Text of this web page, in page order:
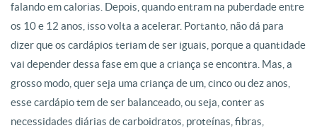
falando em calorias. Depois, quando entram na puberdade entre
os 10 e 12 anos, isso volta a acelerar. Portanto, não dá para
dizer que os cardápios teriam de ser iguais, porque a quantidade
vai depender dessa fase em que a criança se encontra. Mas, a
grosso modo, quer seja uma criança de um, cinco ou dez anos,
esse cardápio tem de ser balanceado, ou seja, conter as
necessidades diárias de carboidratos, proteínas, fibras,